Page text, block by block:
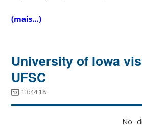
(mais…)
University of Iowa
UFSC
13:44:18
No